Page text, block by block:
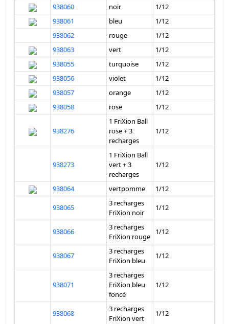
938060
noir
1/12
938061
bleu
1/12
938062
rouge
1/12
938063
vert
1/12
938055
turquoise
1/12
938056
violet
1/12
938057
orange
1/12
938058
rose 1/12
938276
1 FriXion Ball
rose + 3
recharges
1/12
938273
1 FriXion Ball
vert + 3
recharges
1/12
938064 vertpomme 1/12
938065
3 recharges
FriXion noir
1/12
938066
3 recharges
FriXion rouge
1/12
938067
3 recharges
FriXion bleu
1/12
938071
3 recharges
FriXion bleu
foncé
1/12
938068
3 recharges
FriXion vert
1/12